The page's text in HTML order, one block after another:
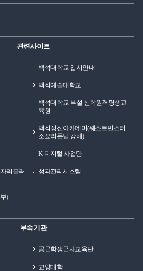
관련사이트
백석대학교 입시안내
백석예술대학교
백석대학교 부설 신학원격평생교
육원
백석정신아카데미(웨스트민스터
소요리문답 강해)
K-디지털 사업단
리플러
성과관리시스템
)
부속기관
공군학생군사교육단
교양대학